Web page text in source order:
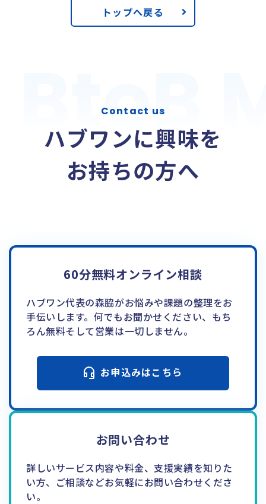
トップへ戻る
BtoB
BtoB
Contact us
ハブワンに興味を
お持ちの方へ
60分無料オンライン相談
ハブワン代表の森脇がお悩みや課題の整理をお
手伝いします。何でもお聞かせください、もち
ろん無料そして営業は一切しません。
お申込みはこちら
お問い合わせ
詳しいサービス内容や料金、支援実績を知りた
い方、ご相談などお気軽にお問い合わせくださ
い。